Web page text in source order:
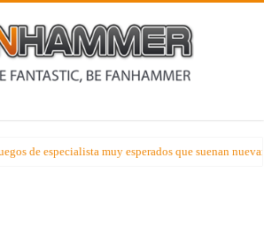
de especialista muy esperados que suenan